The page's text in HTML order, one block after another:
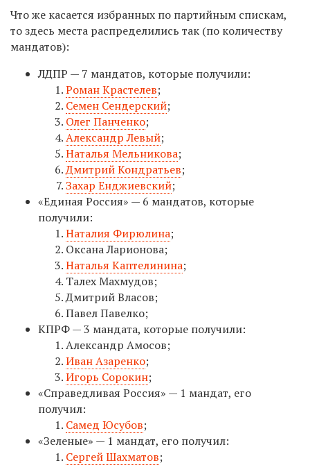
Что же касается избранных по партийным спискам,
то здесь места распределились так (по количеству
мандатов):
ЛДПР — 7 мандатов, которые получили:
Роман Крастелев;
Семен Сендерский;
Олег Панченко;
Александр Левый;
Наталья Мельникова;
Дмитрий Кондратьев;
Захар Енджиевский;
«Единая Россия» — 6 мандатов, которые
получили:
Наталия Фирюлина;
Оксана Ларионова;
Наталья Каптелинина;
Талех Махмудов;
Дмитрий Власов;
Павел Павелко;
КПРФ — 3 мандата, которые получили:
Александр Амосов;
Иван Азаренко;
Игорь Сорокин;
«Справедливая Россия» — 1 мандат, его
получил:
Самед Юсубов;
«Зеленые» — 1 мандат, его получил:
Сергей Шахматов;